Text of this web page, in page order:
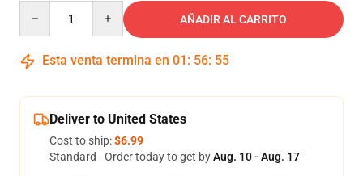
AÑADIR AL CARRITO
Esta venta termina en 01 : 56: 55
Deliver to United States
Cost to ship:$6.99
Standard - Order today to get byAug. 10 - Aug. 17